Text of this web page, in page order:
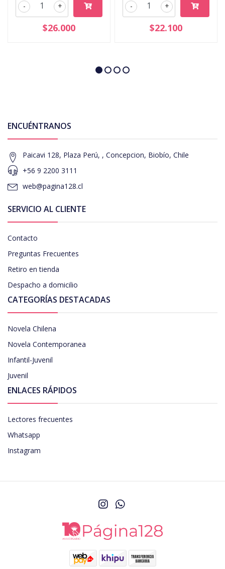
+
-
$26.000
+
-
$22.100
ENCUÉNTRANOS
Paicavi 128, Plaza Perú, , Concepcion, Biobío, Chile
+56 9 2200 3111
web@pagina128.cl
SERVICIO AL CLIENTE
Contacto
Preguntas Frecuentes
Retiro en tienda
Despacho a domicilio
CATEGORÍAS DESTACADAS
Novela Chilena
Novela Contemporanea
Infantil-Juvenil
Juvenil
ENLACES RÁPIDOS
Lectores frecuentes
Whatsapp
Instagram